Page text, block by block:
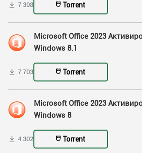
7 398 Torrent
Microsoft Office 2023
Windows 8.1
7 703 Torrent
Microsoft Office 2023
Windows 8
4 302 Torrent